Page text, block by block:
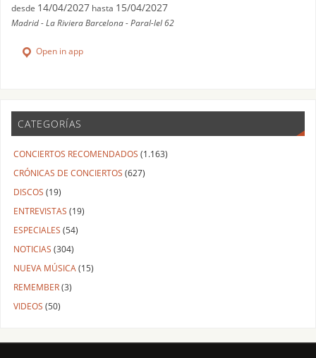
desde 14/04/2027 hasta 15/04/2027
Madrid - La Riviera Barcelona - Paral-lel 62
Open in app
CATEGORÍAS
CONCIERTOS RECOMENDADOS (1.163)
CRÓNICAS DE CONCIERTOS (627)
DISCOS (19)
ENTREVISTAS (19)
ESPECIALES (54)
NOTICIAS (304)
NUEVA MÚSICA(15)
REMEMBER(3)
VIDEOS (50)